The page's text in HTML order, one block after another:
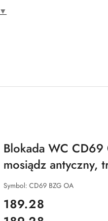
▼
Blokada WC
mosiądz antyczny,
Symbol: CD69 BZG OA
cena:
189.28